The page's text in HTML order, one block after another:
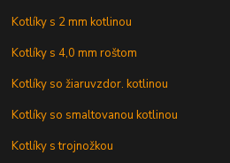
Kotlíky s 2 mm kotlinou
Kotlíky s 4,0 mm roštom
Kotlíky so žiaruvzdor. kotlinou
Kotlíky so smaltovanou kotlinou
Kotlíky s trojnožkou